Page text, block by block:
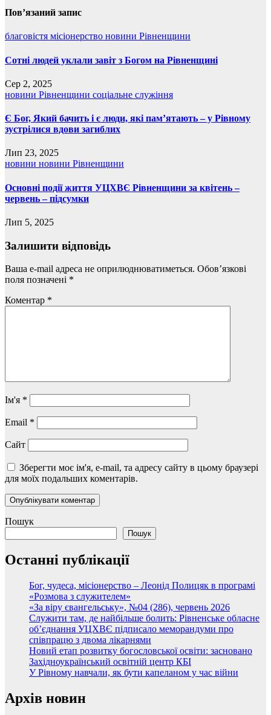
записів
Пов’язаний запис
благовістя місіонерство новини Рівненщини
Cотні людей уклали завіт з Богом на Рівненщині
Сер 2, 2025
новини Рівненщини соціальне служіння
Є Бог, Який бачить і є люди, які пам’ятають – у Рівному
зустрілися вдови загиблих
Лип 23, 2025
новини новини Рівненщини
Основні події життя УЦХВЄ Рівненщини за квітень –
червень – підсумки
Лип 5, 2025
Залишити відповідь
Ваша e-mail адреса не оприлюднюватиметься. Обов’язкові
поля позначені *
Коментар *
Ім'я *
Email *
Сайт
Зберегти моє ім'я, e-mail, та адресу сайту в цьому браузері
для моїх подальших коментарів.
Пошук
Пошук
Останні публікації
Бог, чудеса, місіонерство – Леонід Полицяк в програмі
«Розмова з служителем»
«За віру євангельську», №04 (286), червень 2026
Служити там, де найбільше болить: Рівненське обласне
об’єднання УЦХВЄ підписало меморандуми про
співпрацю з двома лікарнями
Новий етап розвитку богословської освіти: засновано
Західноукраїнський освітній центр КБІ
У Рівному навчали, як бути капеланом у час війни
Архів новин